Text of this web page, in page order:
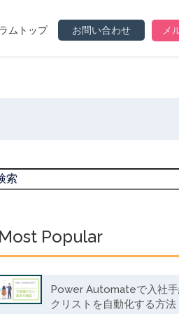
ムトップ お問い合わせ メ
Popular
Power Automateで入社手
クリストを自動化する方法